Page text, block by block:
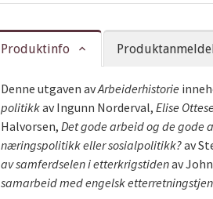
Produktinfo
Denne utgaven avArbeiderhistorie
politikkav Ingunn Norderval, Elise
Halvorsen, Det gode arbeid og de gode
næringspolitikk eller sosialpolitikk?av
av samferdselen i etterkrigstidenav
samarbeid med engelsk